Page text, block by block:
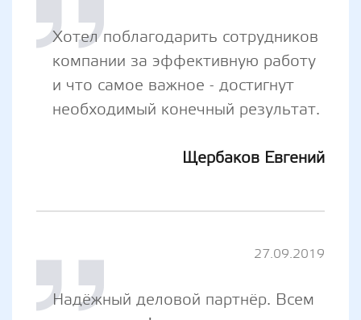
Хотел поблагодарить сотрудников
компании за эффективную работу
и что самое важное - достигнут
необходимый конечный результат.
Щербаков Евгений
27.09.2019
Надёжный деловой партнёр. Всем